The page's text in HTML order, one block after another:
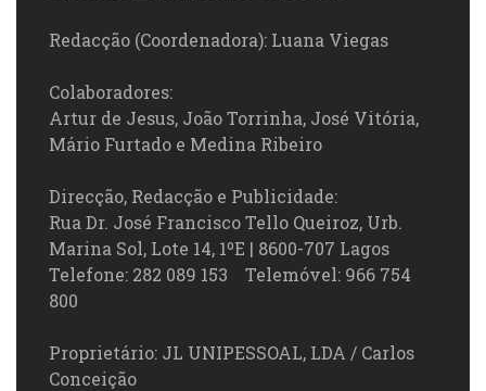
Redacção (Coordenadora): Luana Viegas
Colaboradores:
Artur de Jesus, João Torrinha, José Vitória,
Mário Furtado e Medina Ribeiro
Direcção, Redacção e Publicidade:
Rua Dr. José Francisco Tello Queiroz, Urb.
Marina Sol, Lote 14, 1ºE | 8600-707 Lagos
Telefone: 282 089 153 Telemóvel: 966 754
800
Proprietário: JL UNIPESSOAL, LDA / Carlos
Conceição